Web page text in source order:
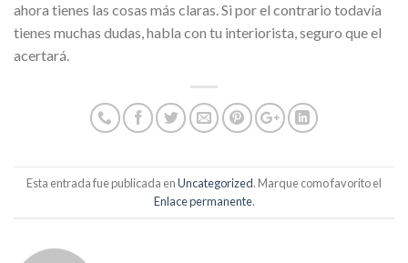
ahora tienes las cosas más claras. Si por el contrario todavía
tienes muchas dudas, habla con tu interiorista, seguro que el
acertará.
Esta entrada fue publicada enUncategorized. Marque como favorito el
Enlace permanente.